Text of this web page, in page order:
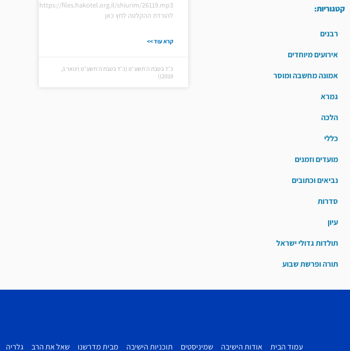
קטגוריות:
רבנים
אירועים מיוחדים
אמונה מחשבה ומוסר
גמרא
הלכה
כללי
מועדים וזמנים
נביאים וכתובים
סדרות
עיון
תולדות גדולי ישראל
תורה ופרשת שבוע
https://files.hakotel.org.il/shiurim/26119.mp3
להורדת ההקלטה לחץ כאן
קרא עוד >>
כ״ד בטבת ה׳תשע״ט (כ״ד בטבת ה׳תשע״ט (ינואר 1,
2019))
עמוד הבית אודות הישיבה שמיניסטים תוכניות הישיבה מבית מדרשנו שאל את הרב גלריה